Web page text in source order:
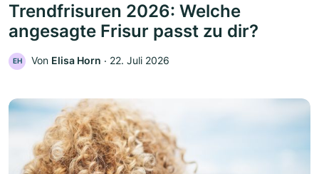
Trendfrisuren 2026: Welche
angesagte Frisur passt zu dir?
EH Von Elisa Horn ‧ 22. Juli 2026